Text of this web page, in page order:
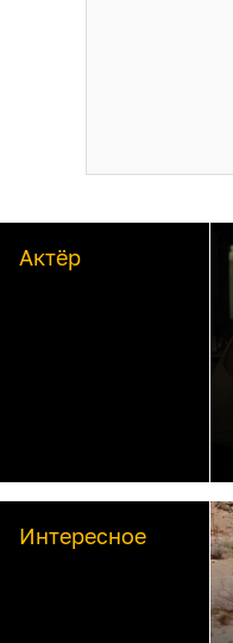
Актёр
Интересное